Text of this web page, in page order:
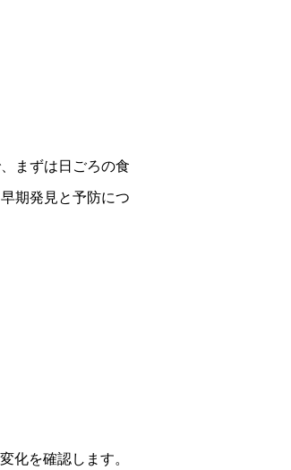
まずは日ごろの食
期発見と予防につ
化を確認します。